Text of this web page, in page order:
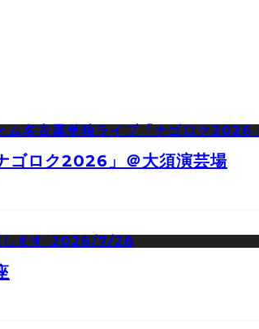
ゴロク2026」＠大須演芸場